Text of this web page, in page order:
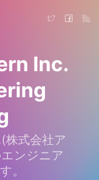
Inc.
式会社ア
ンジニア
。